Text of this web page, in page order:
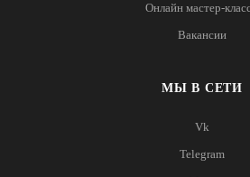
Онлайн мастер-
Вакансии
МЫ В СЕТИ
Vk
Telegram